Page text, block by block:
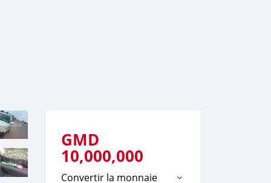
GMD
10,000,000
Convertir la monnaie